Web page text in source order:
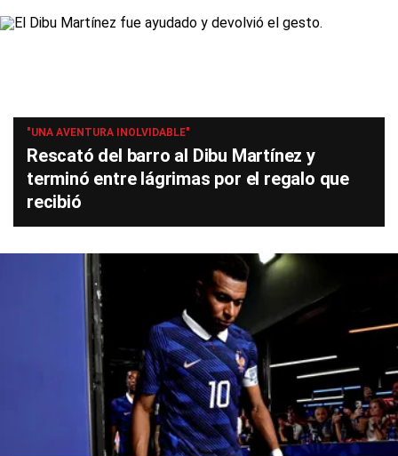
"UNA AVENTURA INOLVIDABLE"
Rescató del barro al Dibu Martínez y
terminó entre lágrimas por el regalo que
recibió